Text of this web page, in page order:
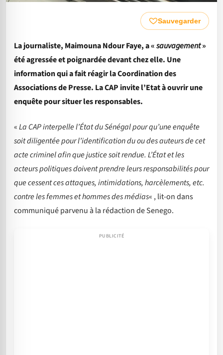
Sauvegarder
La journaliste, Maimouna Ndour Faye, a «sauvagement»
été agressée et poignardée devant chez elle. Une
information qui a fait réagir la Coordination des
Associations de Presse. La CAP invite l’Etat à ouvrir une
enquête pour situer les responsables.
«La CAP interpelle l’État du Sénégal pour qu’une enquête
soit diligentée pour l’identification du ou des auteurs de cet
acte criminel afin que justice soit rendue. L’État et les
acteurs politiques doivent prendre leurs responsabilités pour
que cessent ces attaques, intimidations, harcèlements, etc.
contre les femmes et hommes des médias« , lit-on dans
communiqué parvenu à la rédaction de Senego.